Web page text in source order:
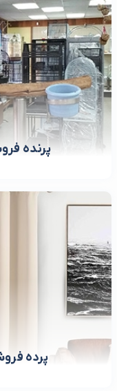
پرنده
پرده